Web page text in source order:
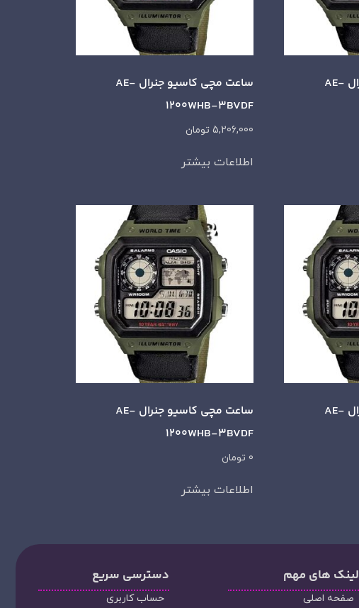
ساعت مچی کاسیو جنرال AE-
ساعت مچی کاسیو جنرال AE-
1200WHB-3BVDF
5,206,000 تومان
اطلاعات بیشتر
ساعت مچی کاسیو جنرال AE-
ساعت مچی کاسیو جنرال AE-
1200WHB-3BVDF
0 تومان
اطلاعات بیشتر
لینک های مهم
صفحه اصلی
دسترسی سریع
حساب کاربری